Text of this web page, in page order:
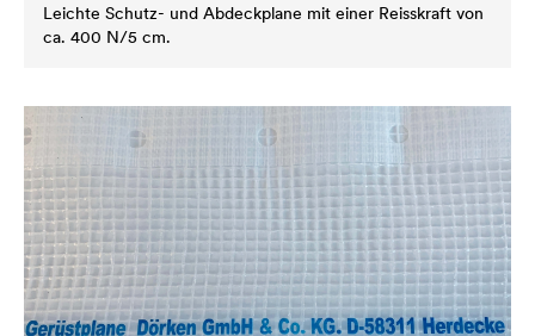
Leichte Schutz- und Abdeckplane mit einer Reisskraft von
ca. 400 N/5 cm.